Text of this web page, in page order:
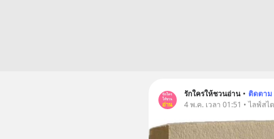
รักใครให้ชวนอ่าน • ติดตาม
4 พ.ค. เวลา 01:51 • ไลฟ์สไ